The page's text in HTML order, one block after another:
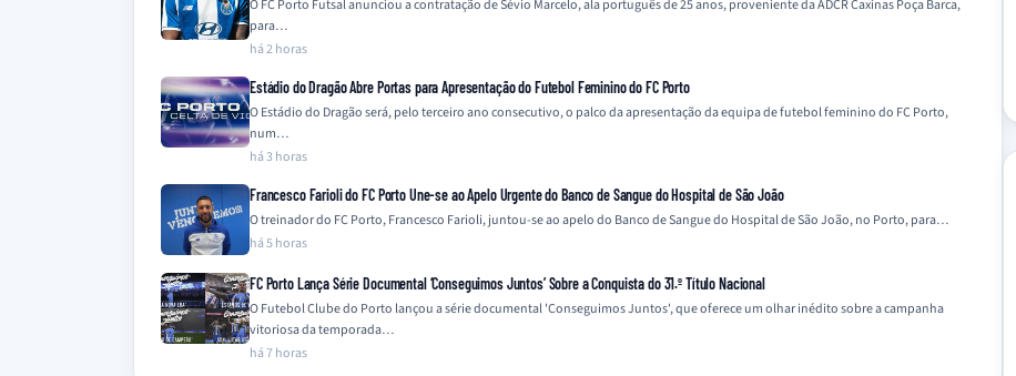
O FC Porto Futsal anunciou a contratação de Sévio Marcelo, ala português de 25 anos, proveniente da ADCR Caxinas Poça Barca,
para…
há 2 horas
Estádio do Dragão Abre Portas para Apresentação do Futebol Feminino do FC Porto
O Estádio do Dragão será, pelo terceiro ano consecutivo, o palco da apresentação da equipa de futebol feminino do FC Porto,
num…
há 3 horas
Francesco Farioli do FC Porto Une-se ao Apelo Urgente do Banco de Sangue do Hospital de São João
O treinador do FC Porto, Francesco Farioli, juntou-se ao apelo do Banco de Sangue do Hospital de São João, no Porto, para…
há 5 horas
FC Porto Lança Série Documental ‘Conseguimos Juntos’ Sobre a Conquista do 31.º Título Nacional
O Futebol Clube do Porto lançou a série documental 'Conseguimos Juntos', que oferece um olhar inédito sobre a campanha
vitoriosa da temporada…
há 7 horas